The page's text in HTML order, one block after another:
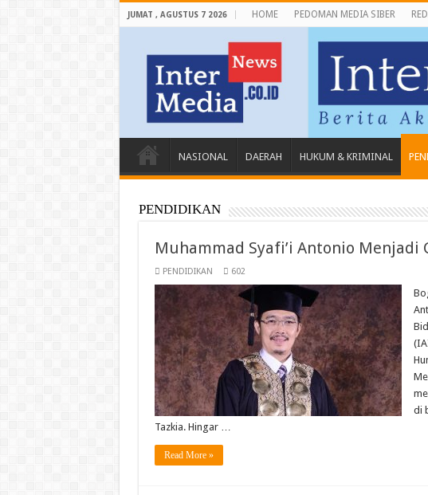
JUMAT , AGUSTUS 7 2026 HOME PEDOMAN MEDIA SIBER
NASIONAL DAERAH HUKUM & KRIMINAL
PENDIDIKAN
Muhammad Syafi’i Antonio Menjadi
PENDIDIKAN 602
di
Tazkia. Hingar …
Read More »